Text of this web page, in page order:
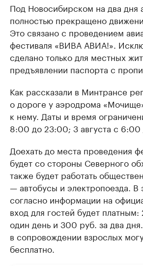
Под Новосибирском на два дня
полностью прекращено
Это связано с проведением
фестиваля «ВИВА АВИА!».
сделано только для местных
предъявлении паспорта с
Как рассказали в Минтрансе
о дороге у аэродрома
к нему. Даты и время
8:00 до 23:00; 3 августа с 6:00
Доехать до места проведения
будет со стороны Северного
также будет работать
— автобусы и электропоезда. В
согласно информации на
вход для гостей будет
один день и 300 руб. за два
в сопровождении взрослых
бесплатно.